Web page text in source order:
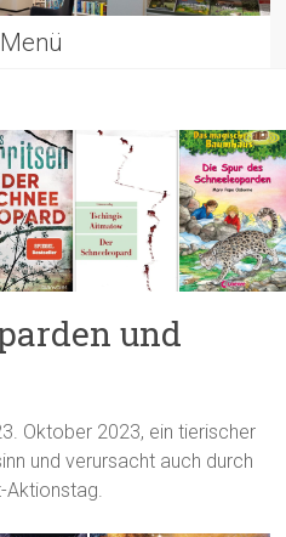
Menü
und
Oktober 2023, ein tierischer
und verursacht auch durch
Aktionstag.